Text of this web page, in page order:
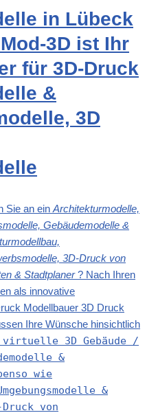
in Lübeck
3D ist Ihr
für 3D-Druck
&
3D
Sie an ein Architekturmodelle,
Gebäudemodelle &
3D-Druck von
& Stadtplaner? Nach Ihren
als innovative
Modellbauer 3D Druck
Ihre Wünsche hinsichtlich
3D Gebäude /
&
wie
&
von